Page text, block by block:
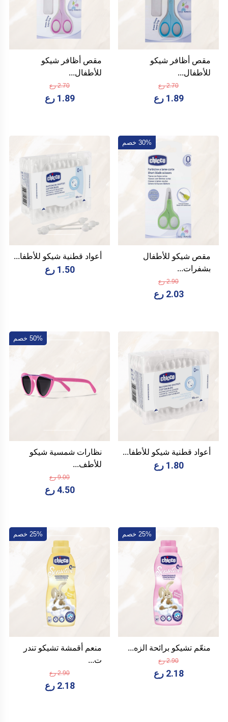
مقص أظافر شيكو
للأطفال...
2.70 رع
1.89 رع
مقص أظافر شيكو
للأطفال...
2.70 رع
1.89 رع
30% خصم
مقص شيكو للأطفال
بشفرات...
2.90 رع
2.03 رع
أعواد قطنية شيكو للأطفا...
1.50 رع
أعواد قطنية شيكو للأطفا...
1.80 رع
50% خصم
نظارات شمسية شيكو
للأطف...
9.00 رع
4.50 رع
25% خصم
منعّم تشيكو برائحة الزه...
2.90 رع
2.18 رع
25% خصم
منعم أقمشة تشيكو تندر
ت...
2.90 رع
2.18 رع